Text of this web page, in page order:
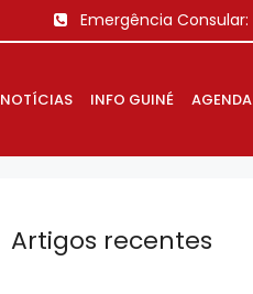
Emergência Consular:
NOTÍCIAS INFO GUINÉ AGENDA
Artigos recentes